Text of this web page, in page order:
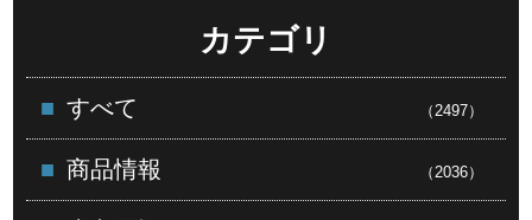
カテゴリ
すべて （2497）
商品情報 （2036）